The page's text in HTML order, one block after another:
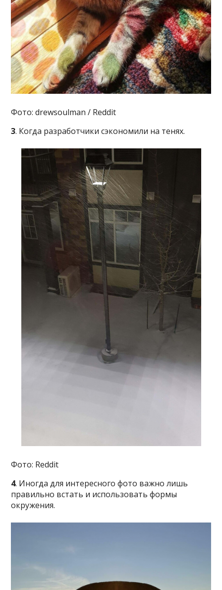
Фото: drewsoulman / Reddit
3. Когда разработчики сэкономили на тенях.
Фото: Reddit
4. Иногда для интересного фото важно лишь
правильно встать и использовать формы
окружения.